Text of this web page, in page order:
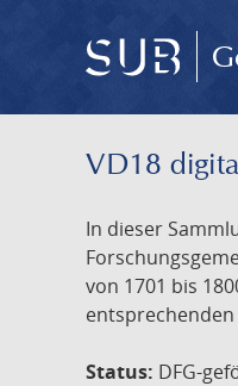
VD18
In dieser
von 1701 bis
Status: DFG-